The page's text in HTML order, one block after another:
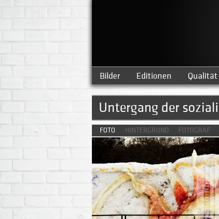
Bilder Editionen Qualität
Untergang der
FOTO HINTERGRUND FOTOGRAF